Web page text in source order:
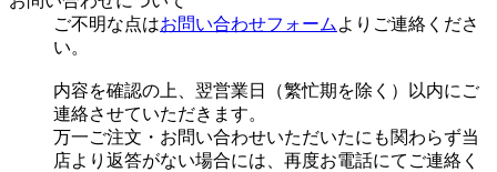
ご不明な点はお問い合わせフォーム よりご連絡くださ
い。
内容を確認の上、翌営業日（繁忙期を除く）以内にご
連絡させていただきます。
万一ご注文・お問い合わせいただいたにも関わらず当
店より返答がない場合には、再度お電話にてご連絡く